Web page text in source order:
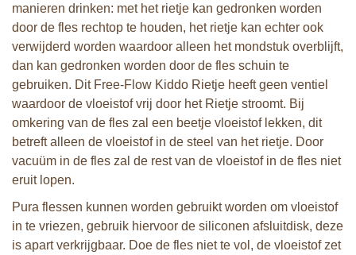
manieren drinken: met het rietje kan gedronken worden
door de fles rechtop te houden, het rietje kan echter ook
verwijderd worden waardoor alleen het mondstuk overblijft,
dan kan gedronken worden door de fles schuin te
gebruiken. Dit Free-Flow Kiddo Rietje heeft geen ventiel
waardoor de vloeistof vrij door het Rietje stroomt. Bij
omkering van de fles zal een beetje vloeistof lekken, dit
betreft alleen de vloeistof in de steel van het rietje. Door
vacuüm in de fles zal de rest van de vloeistof in de fles niet
eruit lopen.
Pura flessen kunnen worden gebruikt worden om vloeistof
in te vriezen, gebruik hiervoor de siliconen afsluitdisk, deze
is apart verkrijgbaar. Doe de fles niet te vol, de vloeistof zet